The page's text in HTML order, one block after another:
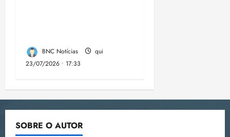
BNC Notícias
qui
23/07/2026 • 17:33
SOBRE O AUTOR